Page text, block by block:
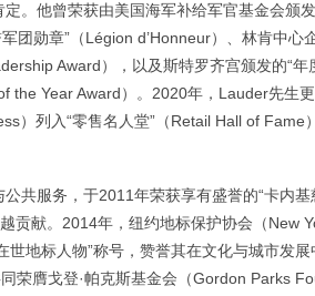
。他曾荣获由美国海军补给军官基金会颁
团勋章”（Légion d’Honneur）、林肯中心
Award），以及斯特罗齐宫颁发的“年
the Year Award）。2020年，Lauder先生
）列入“零售名人堂”（Retail Hall of Fame
共服务，于2011年荣获享有盛誉的“卡内基
贡献。2014年，纽约地标保护协会（New
地标人物”称号，赞誉其在文化与城市发展
荣膺戈登·帕克斯基金会（Gordon Parks